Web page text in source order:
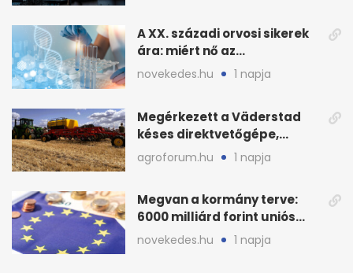
A XX. századi orvosi sikerek
ára: miért nő az
egészségügy súlya?
novekedes.hu 1 napja
Megérkezett a Väderstad
késes direktvetőgépe,
bemutatón is látható
agroforum.hu 1 napja
Megvan a kormány terve:
6000 milliárd forint uniós
pénz sorsa
novekedes.hu 1 napja